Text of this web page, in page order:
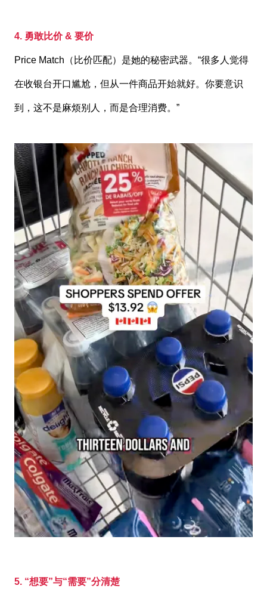
4. 勇敢比价 & 要价
Price Match（比价匹配）是她的秘密武器。“很多人觉得
在收银台开口尴尬，但从一件商品开始就好。你要意识
到，这不是麻烦别人，而是合理消费。”
5. “想要”与“需要”分清楚